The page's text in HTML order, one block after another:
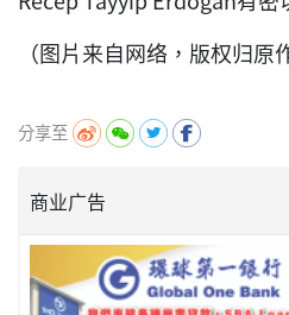
（图片来自网络，版权归原
分享至
商业广告